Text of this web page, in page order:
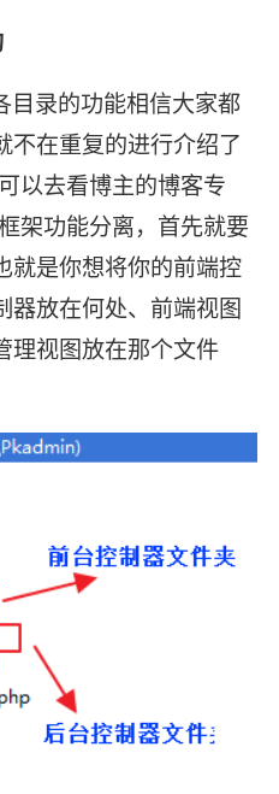
目录的功能相信大家都
不在重复的进行介绍了
以去看博主的博客专
架功能分离，首先就要
就是你想将你的前端控
器放在何处、前端视图
理视图放在那个文件